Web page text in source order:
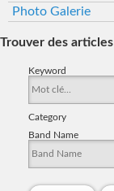
Photo Galerie
Trouver des articles
Keyword
Category
Band Name